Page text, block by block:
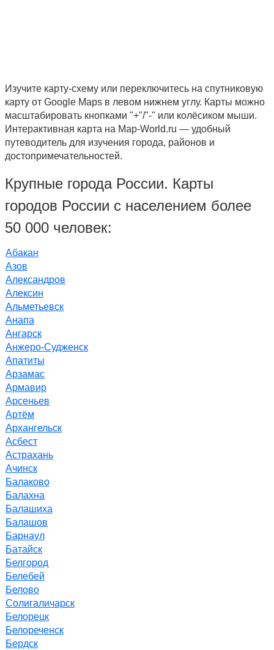
Изучите карту-схему или переключитесь на спутниковую
карту от Google Maps в левом нижнем углу. Карты можно
масштабировать кнопками "+"/"-" или колёсиком мыши.
Интерактивная карта на Map-World.ru — удобный
путеводитель для изучения города, районов и
достопримечательностей.
Крупные города России. Карты
городов России с населением более
50 000 человек:
Абакан
Азов
Александров
Алексин
Альметьевск
Анапа
Ангарск
Анжеро-Судженск
Апатиты
Арзамас
Армавир
Арсеньев
Артём
Архангельск
Асбест
Астрахань
Ачинск
Балаково
Балахна
Балашиха
Балашов
Барнаул
Батайск
Белгород
Белебей
Белово
Солигаличарск
Белорецк
Белореченск
Бердск